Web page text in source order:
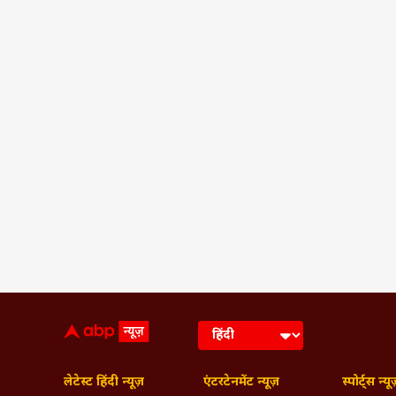
लेटेस्ट हिंदी न्यूज़ एंटरटेनमेंट न्यूज़ स्पोर्ट्स